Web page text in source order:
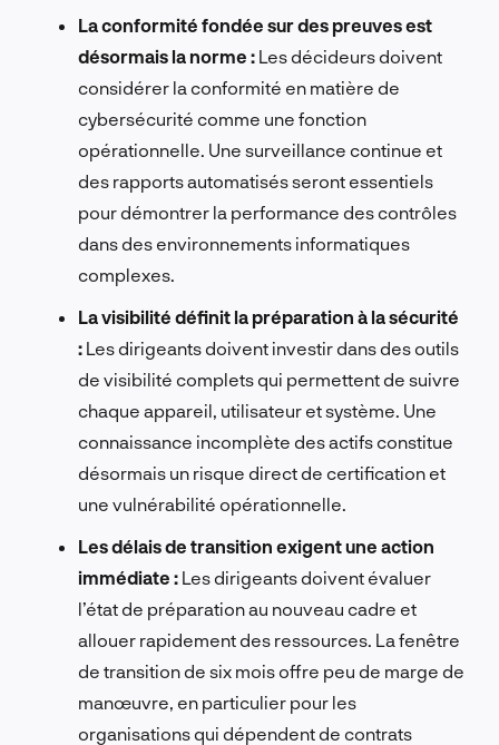
La conformité fondée sur des preuves est
désormais la norme : Les décideurs doivent
considérer la conformité en matière de
cybersécurité comme une fonction
opérationnelle. Une surveillance continue et
des rapports automatisés seront essentiels
pour démontrer la performance des contrôles
dans des environnements informatiques
complexes.
La visibilité définit la préparation à la sécurité
: Les dirigeants doivent investir dans des outils
de visibilité complets qui permettent de suivre
chaque appareil, utilisateur et système. Une
connaissance incomplète des actifs constitue
désormais un risque direct de certification et
une vulnérabilité opérationnelle.
Les délais de transition exigent une action
immédiate : Les dirigeants doivent évaluer
l’état de préparation au nouveau cadre et
allouer rapidement des ressources. La fenêtre
de transition de six mois offre peu de marge de
manœuvre, en particulier pour les
organisations qui dépendent de contrats